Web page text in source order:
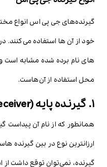
گیرنده‌های جی پی اس انواع
خود از آن ها استفاده
های نام برده شده مشابه است
محل استفاده از آن‌هاست.
1. گیرنده پایه (Basic GPS Receiver):
همانطور که از نام آن پیداست
ارزانترین نوع در بین گیرنده
گیرنده، نمی‌توان توقع داشت